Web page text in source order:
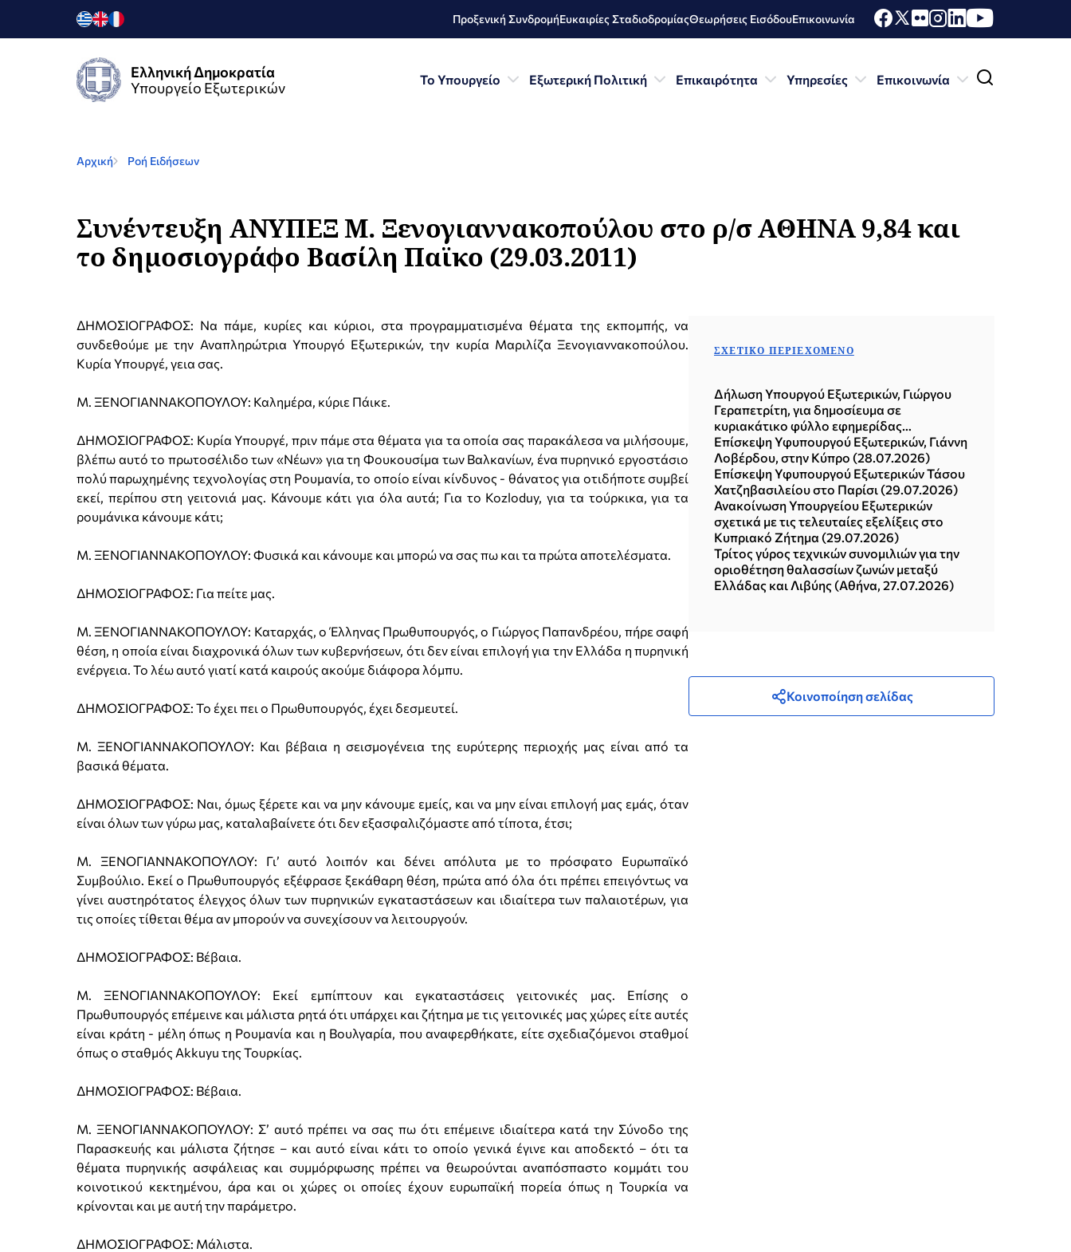
Προξενική ΣυνδρομήΕυκαιρίες ΣταδιοδρομίαςΘεωρήσεις ΕισόδουΕπικοινωνία
Ελληνική Δημοκρατία
Υπουργείο Εξωτερικών
Το Υπουργείο Εξωτερική Πολιτική Επικαιρότητα Υπηρεσίες Επικοινωνία
Αρχική Ροή Ειδήσεων
Συνέντευξη ΑΝΥΠΕΞ Μ. Ξενογιαννακοπούλου στο ρ/σ ΑΘΗΝΑ 9,84 και
το δημοσιογράφο Βασίλη Παϊκο (29.03.2011)
ΔΗΜΟΣΙΟΓΡΑΦΟΣ: Να πάμε, κυρίες και κύριοι, στα προγραμματισμένα θέματα της εκπομπής, να
συνδεθούμε με την Αναπληρώτρια Υπουργό Εξωτερικών, την κυρία Μαριλίζα Ξενογιαννακοπούλου.
Κυρία Υπουργέ, γεια σας.
Μ. ΞΕΝΟΓΙΑΝΝΑΚΟΠΟΥΛΟΥ: Καλημέρα, κύριε Πάικε.
ΔΗΜΟΣΙΟΓΡΑΦΟΣ: Κυρία Υπουργέ, πριν πάμε στα θέματα για τα οποία σας παρακάλεσα να μιλήσουμε,
βλέπω αυτό το πρωτοσέλιδο των «Νέων» για τη Φουκουσίμα των Βαλκανίων, ένα πυρηνικό εργοστάσιο
πολύ παρωχημένης τεχνολογίας στη Ρουμανία, το οποίο είναι κίνδυνος - θάνατος για οτιδήποτε συμβεί
εκεί, περίπου στη γειτονιά μας. Κάνουμε κάτι για όλα αυτά; Για το Kozloduy, για τα τούρκικα, για τα
ρουμάνικα κάνουμε κάτι;
Μ. ΞΕΝΟΓΙΑΝΝΑΚΟΠΟΥΛΟΥ: Φυσικά και κάνουμε και μπορώ να σας πω και τα πρώτα αποτελέσματα.
ΔΗΜΟΣΙΟΓΡΑΦΟΣ: Για πείτε μας.
Μ. ΞΕΝΟΓΙΑΝΝΑΚΟΠΟΥΛΟΥ: Καταρχάς, ο Έλληνας Πρωθυπουργός, ο Γιώργος Παπανδρέου, πήρε σαφή
θέση, η οποία είναι διαχρονικά όλων των κυβερνήσεων, ότι δεν είναι επιλογή για την Ελλάδα η πυρηνική
ενέργεια. Το λέω αυτό γιατί κατά καιρούς ακούμε διάφορα λόμπυ.
ΔΗΜΟΣΙΟΓΡΑΦΟΣ: Το έχει πει ο Πρωθυπουργός, έχει δεσμευτεί.
Μ. ΞΕΝΟΓΙΑΝΝΑΚΟΠΟΥΛΟΥ: Και βέβαια η σεισμογένεια της ευρύτερης περιοχής μας είναι από τα
βασικά θέματα.
ΔΗΜΟΣΙΟΓΡΑΦΟΣ: Ναι, όμως ξέρετε και να μην κάνουμε εμείς, και να μην είναι επιλογή μας εμάς, όταν
είναι όλων των γύρω μας, καταλαβαίνετε ότι δεν εξασφαλιζόμαστε από τίποτα, έτσι;
Μ. ΞΕΝΟΓΙΑΝΝΑΚΟΠΟΥΛΟΥ: Γι’ αυτό λοιπόν και δένει απόλυτα με το πρόσφατο Ευρωπαϊκό
Συμβούλιο. Εκεί ο Πρωθυπουργός εξέφρασε ξεκάθαρη θέση, πρώτα από όλα ότι πρέπει επειγόντως να
γίνει αυστηρότατος έλεγχος όλων των πυρηνικών εγκαταστάσεων και ιδιαίτερα των παλαιοτέρων, για
τις οποίες τίθεται θέμα αν μπορούν να συνεχίσουν να λειτουργούν.
ΔΗΜΟΣΙΟΓΡΑΦΟΣ: Βέβαια.
Μ. ΞΕΝΟΓΙΑΝΝΑΚΟΠΟΥΛΟΥ: Εκεί εμπίπτουν και εγκαταστάσεις γειτονικές μας. Επίσης ο
Πρωθυπουργός επέμεινε και μάλιστα ρητά ότι υπάρχει και ζήτημα με τις γειτονικές μας χώρες είτε αυτές
είναι κράτη - μέλη όπως η Ρουμανία και η Βουλγαρία, που αναφερθήκατε, είτε σχεδιαζόμενοι σταθμοί
όπως ο σταθμός Akkuyu της Τουρκίας.
ΔΗΜΟΣΙΟΓΡΑΦΟΣ: Βέβαια.
Μ. ΞΕΝΟΓΙΑΝΝΑΚΟΠΟΥΛΟΥ: Σ’ αυτό πρέπει να σας πω ότι επέμεινε ιδιαίτερα κατά την Σύνοδο της
Παρασκευής και μάλιστα ζήτησε – και αυτό είναι κάτι το οποίο γενικά έγινε και αποδεκτό – ότι τα
θέματα πυρηνικής ασφάλειας και συμμόρφωσης πρέπει να θεωρούνται αναπόσπαστο κομμάτι του
κοινοτικού κεκτημένου, άρα και οι χώρες οι οποίες έχουν ευρωπαϊκή πορεία όπως η Τουρκία να
κρίνονται και με αυτή την παράμετρο.
ΔΗΜΟΣΙΟΓΡΑΦΟΣ: Μάλιστα.
ΣΧΕΤΙΚΌ ΠΕΡΙΕΧΌΜΕΝΟ
Δήλωση Υπουργού Εξωτερικών, Γιώργου
Γεραπετρίτη, για δημοσίευμα σε
κυριακάτικο φύλλο εφημερίδας
(02.08.2026)
Επίσκεψη Υφυπουργού Εξωτερικών, Γιάννη
Λοβέρδου, στην Κύπρο (28.07.2026)
Επίσκεψη Υφυπουργού Εξωτερικών Τάσου
Χατζηβασιλείου στο Παρίσι (29.07.2026)
Ανακοίνωση Υπουργείου Εξωτερικών
σχετικά με τις τελευταίες εξελίξεις στο
Κυπριακό Ζήτημα (29.07.2026)
Τρίτος γύρος τεχνικών συνομιλιών για την
οριοθέτηση θαλασσίων ζωνών μεταξύ
Ελλάδας και Λιβύης (Αθήνα, 27.07.2026)
Κοινοποίηση σελίδας